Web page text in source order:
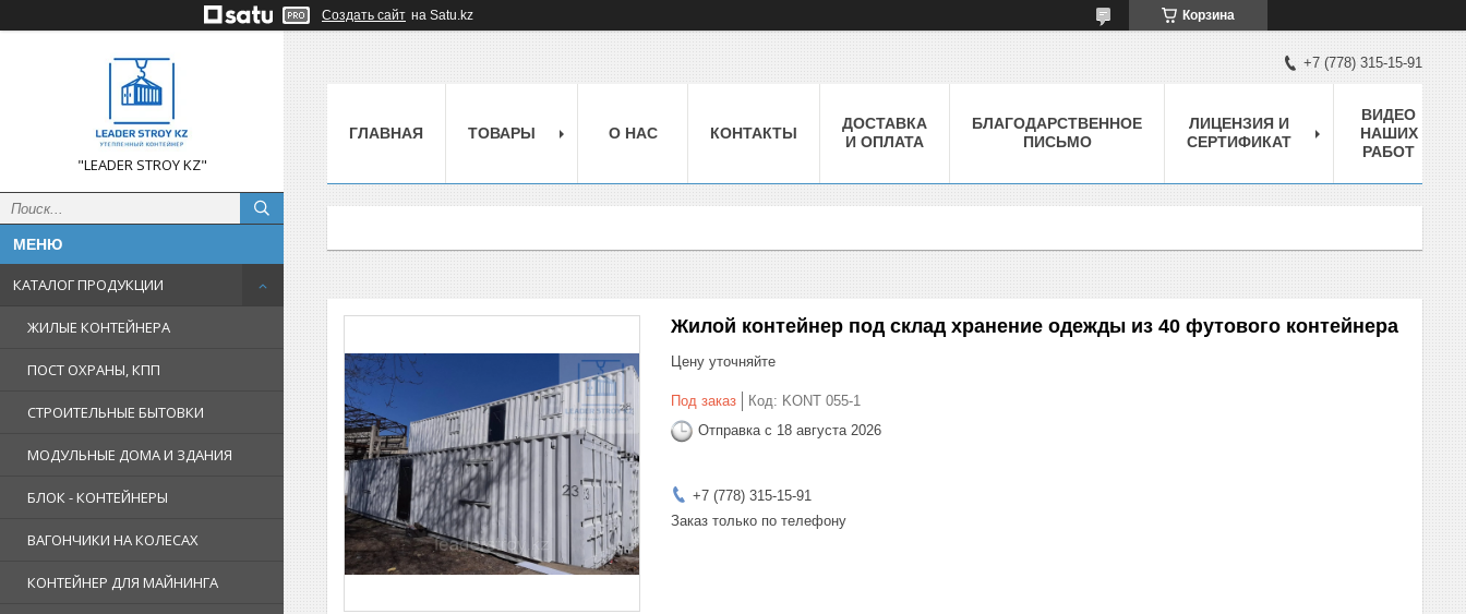
Создать сайт на Satu.kz Корзина
"LEADER STROY KZ"
КАТАЛОГ ПРОДУКЦИИ
ЖИЛЫЕ КОНТЕЙНЕРА
ПОСТ ОХРАНЫ, КПП
СТРОИТЕЛЬНЫЕ БЫТОВКИ
МОДУЛЬНЫЕ ДОМА И ЗДАНИЯ
БЛОК - КОНТЕЙНЕРЫ
ВАГОНЧИКИ НА КОЛЕСАХ
КОНТЕЙНЕР ДЛЯ МАЙНИНГА
+7 (778) 315-15-91
ГЛАВНАЯ ТОВАРЫ О НАС КОНТАКТЫ
ДОСТАВКА
И ОПЛАТА
БЛАГОДАРСТВЕННОЕ
ПИСЬМО
ЛИЦЕНЗИЯ И
СЕРТИФИКАТ
ВИДЕО
НАШИХ
РАБОТ
Жилой контейнер под склад хранение одежды из 40 футового контейнера
Цену уточняйте
Под заказ Код: KONT 055-1
Отправка с 18 августа 2026
+7 (778) 315-15-91
Заказ только по телефону